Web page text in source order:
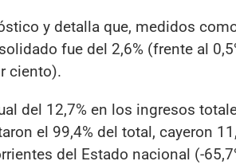
y detalla que, medidos
fue del 2,6% (frente al
ciento).
del 12,7% en los ingresos
el 99,4% del total, cayeron
del Estado nacional (-